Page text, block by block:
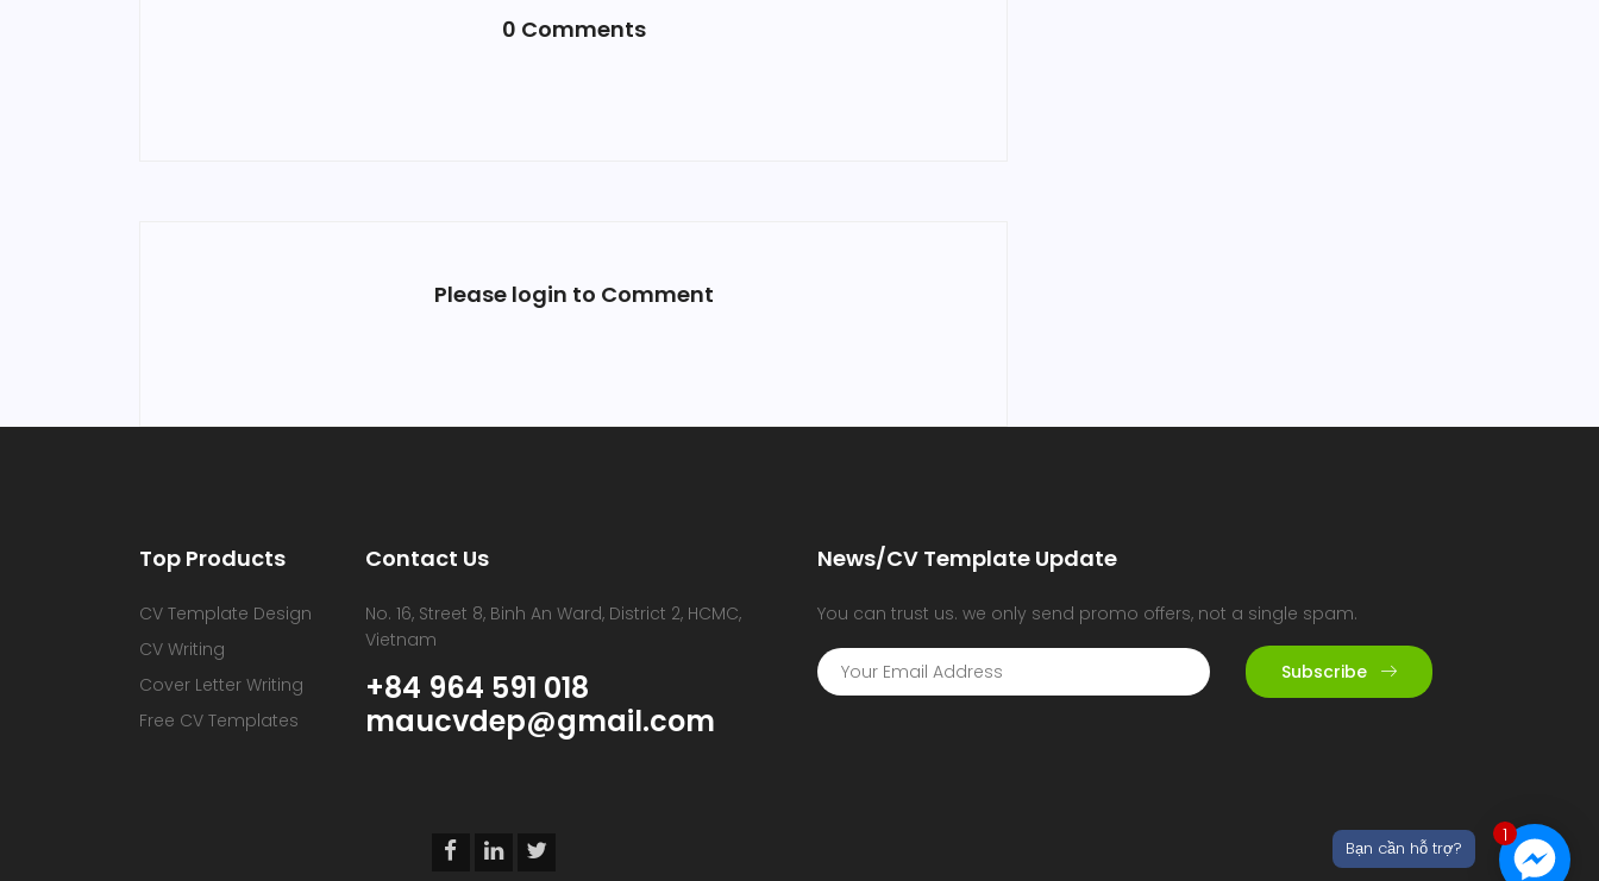
0 Comments
Please login to Comment
Top Products
CV Template Design
CV Writing
Cover Letter Writing
Free CV Templates
Contact Us
No. 16, Street 8, Binh An Ward, District 2, HCMC,
Vietnam
+84 964 591 018
maucvdep@gmail.com
News/CV Template Update
You can trust us. we only send promo offers, not a single spam.
Subscribe
1
Bạn cần hỗ trợ?